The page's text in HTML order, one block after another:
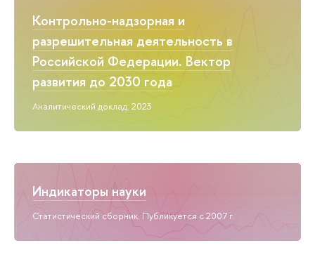
Контрольно-надзорная и
разрешительная деятельность в
Российской Федерации. Вектор
развития до 2030 года
Аналитический доклад. 2023
Индикаторы науки
Статистический сборник. Публикуется с 2007 г.